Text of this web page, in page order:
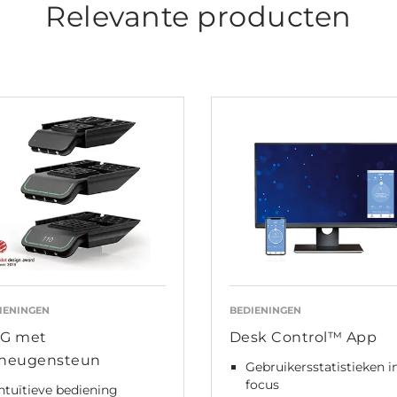
Relevante producten
met
bediening
BEDIENINGEN
Desk Control™ App
Gebruikersstatistieken
focus